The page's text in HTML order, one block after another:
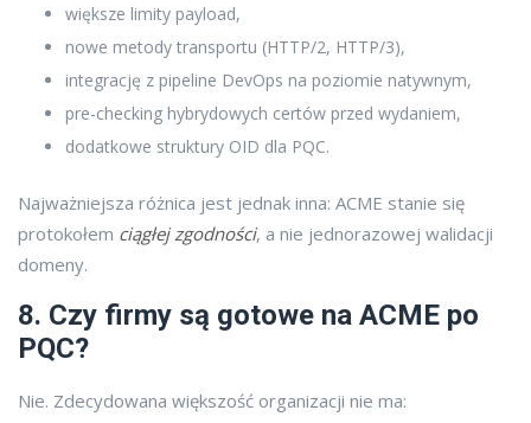
większe limity payload,
nowe metody transportu (HTTP/2, HTTP/3),
integrację z pipeline DevOps na poziomie natywnym,
pre-checking hybrydowych certów przed wydaniem,
dodatkowe struktury OID dla PQC.
Najważniejsza różnica jest jednak inna: ACME stanie się
protokołem ciągłej zgodności, a nie jednorazowej walidacji
domeny.
8. Czy firmy są gotowe na ACME po
PQC?
Nie. Zdecydowana większość organizacji nie ma: